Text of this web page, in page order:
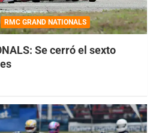
RMC GRAND NATIONALS
Se cerró el sexto